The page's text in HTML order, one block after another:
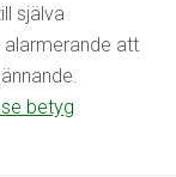
själva
att
betyg